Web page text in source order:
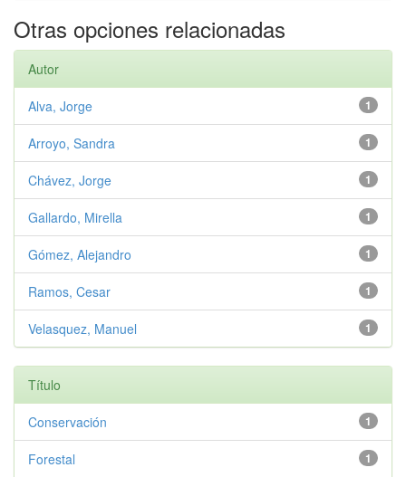
Otras opciones relacionadas
Autor
1
Alva, Jorge
1
Arroyo, Sandra
1
Chávez, Jorge
1
Gallardo, Mirella
1
Gómez, Alejandro
1
Ramos, Cesar
1
Velasquez, Manuel
Título
1
Conservación
1
Forestal